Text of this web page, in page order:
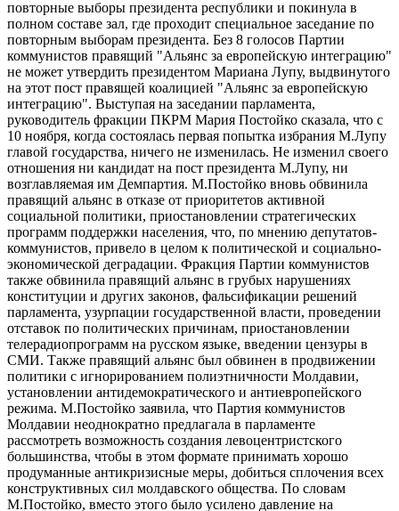
повторные выборы президента республики и покинула в
полном составе зал, где проходит специальное заседание по
повторным выборам президента. Без 8 голосов Партии
коммунистов правящий "Альянс за европейскую интеграцию"
не может утвердить президентом Мариана Лупу, выдвинутого
на этот пост правящей коалицией "Альянс за европейскую
интеграцию". Выступая на заседании парламента,
руководитель фракции ПКРМ Мария Постойко сказала, что с
10 ноября, когда состоялась первая попытка избрания М.Лупу
главой государства, ничего не изменилась. Не изменил своего
отношения ни кандидат на пост президента М.Лупу, ни
возглавляемая им Демпартия. М.Постойко вновь обвинила
правящий альянс в отказе от приоритетов активной
социальной политики, приостановлении стратегических
программ поддержки населения, что, по мнению депутатов-
коммунистов, привело в целом к политической и социально-
экономической деградации. Фракция Партии коммунистов
также обвинила правящий альянс в грубых нарушениях
конституции и других законов, фальсификации решений
парламента, узурпации государственной власти, проведении
отставок по политических причинам, приостановлении
телерадиопрограмм на русском языке, введении цензуры в
СМИ. Также правящий альянс был обвинен в продвижении
политики с игнорированием полиэтничности Молдавии,
установлении антидемократического и антиевропейского
режима. М.Постойко заявила, что Партия коммунистов
Молдавии неоднократно предлагала в парламенте
рассмотреть возможность создания левоцентристского
большинства, чтобы в этом формате принимать хорошо
продуманные антикризисные меры, добиться сплочения всех
конструктивных сил молдавского общества. По словам
М.Постойко, вместо этого было усилено давление на